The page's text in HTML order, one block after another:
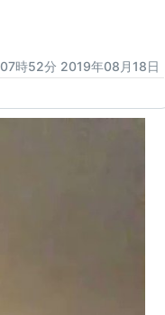
07時52分 2019年08月18日